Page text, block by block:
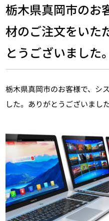
栃木県真岡市のお
材のご注文をいた
とうございました。
栃木県真岡市のお客様で、シ
した。ありがとうございました